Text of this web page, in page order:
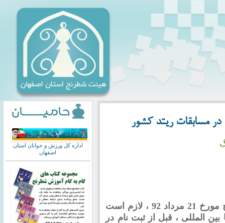
مسابقات ریتد کشور
با توجه به بخشنامه فدراسیون جهانی شطرنج مورخ 21 مرداد 92 ، لازم است
المللی ، قبل از ثبت نام در
اداره کل ورزش و جوانان استان
اصفهان